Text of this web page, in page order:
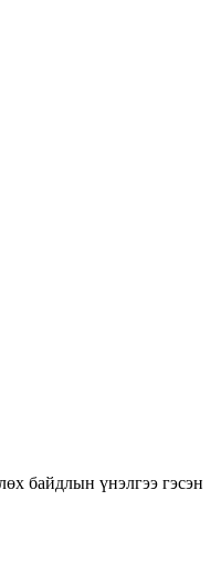
байдлын үнэлгээ гэсэн